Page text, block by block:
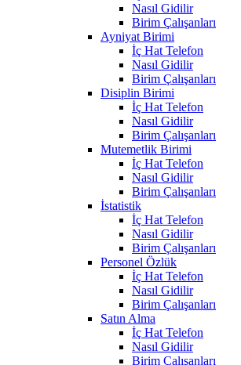
Nasıl Gidilir
Birim Çalışanları
Ayniyat Birimi
İç Hat Telefon
Nasıl Gidilir
Birim Çalışanları
Disiplin Birimi
İç Hat Telefon
Nasıl Gidilir
Birim Çalışanları
Mutemetlik Birimi
İç Hat Telefon
Nasıl Gidilir
Birim Çalışanları
İstatistik
İç Hat Telefon
Nasıl Gidilir
Birim Çalışanları
Personel Özlük
İç Hat Telefon
Nasıl Gidilir
Birim Çalışanları
Satın Alma
İç Hat Telefon
Nasıl Gidilir
Birim Çalışanları